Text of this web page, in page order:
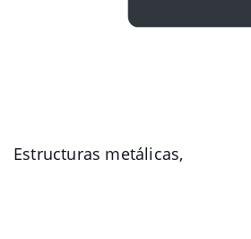
Estructuras metálicas,